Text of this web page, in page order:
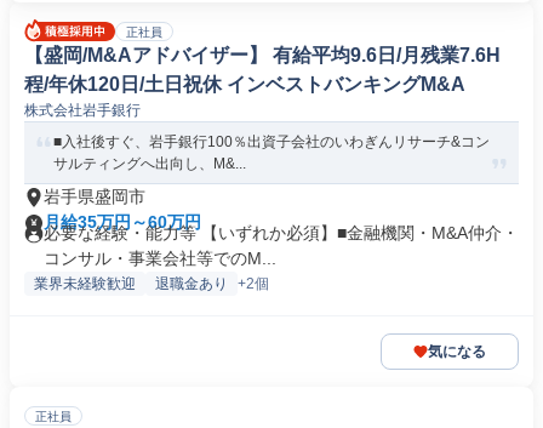
正社員
【盛岡/M&Aアドバイザー】 有給平均9.6日/月残業7.6H
程/年休120日/土日祝休 インベストバンキングM&A
株式会社岩手銀行
■入社後すぐ、岩手銀行100％出資子会社のいわぎんリサーチ&コン
サルティングへ出向し、M&...
岩手県盛岡市
月給35万円～60万円
必要な経験・能力等 【いずれか必須】■金融機関・M&A仲介・
コンサル・事業会社等でのM...
業界未経験歓迎 退職金あり +2個
気になる
正社員